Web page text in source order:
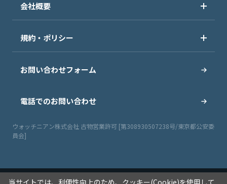
会社概要
規約・ポリシー
お問い合わせフォーム
電話でのお問い合わせ
ウォッチニアン株式会社 古物営業許可 [第308930507238号/東京都公安委
員会]